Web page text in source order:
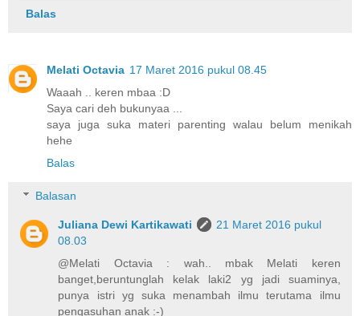
Balas
Melati Octavia 17 Maret 2016 pukul 08.45
Waaah .. keren mbaa :D
Saya cari deh bukunyaa ...
saya juga suka materi parenting walau belum menikah
hehe
Balas
Balasan
Juliana Dewi Kartikawati
21 Maret 2016 pukul
08.03
@Melati Octavia : wah.. mbak Melati keren
banget,beruntunglah kelak laki2 yg jadi suaminya,
punya istri yg suka menambah ilmu terutama ilmu
pengasuhan anak :-)